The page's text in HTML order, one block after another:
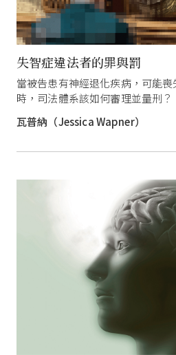
失智症違法者的罪與罰
當被告患有神經退化疾病，可能
時，司法體系該如何審理並量刑？
瓦普納（Jessica Wapner）